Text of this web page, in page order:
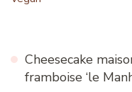
Cheesecake
framboise ‘le